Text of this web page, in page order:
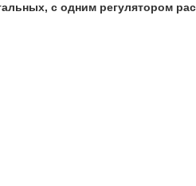
с одним регулятором